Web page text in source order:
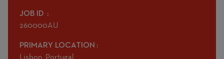
JOB ID
260000AU
PRIMARY LOCATION
Lisbon, Portugal